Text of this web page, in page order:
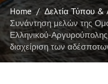
Home / Δελτία Τύπου &
Συνάντηση μελών της
Ελληνικού-
διαχείριση των